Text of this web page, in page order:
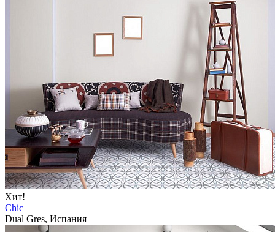
Хит!
Chic
Dual Gres, Испания